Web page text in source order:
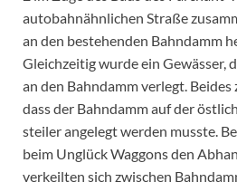
autobahnähnlichen Straße
an den bestehenden Bahndamm
Gleichzeitig wurde ein Gewässer,
an den Bahndamm verlegt. Beides
dass der Bahndamm auf der
steiler angelegt werden musste.
beim Unglück Waggons den
verkeilten sich zwischen